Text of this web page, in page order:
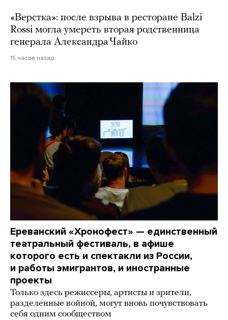
«Верстка»: после взрыва в ресторане Balzi
Rossi могла умереть вторая родственница
генерала Александра Чайко
15 часов назад
Ереванский «Хронофест» — единственный
театральный фестиваль, в афише
которого есть и спектакли из России,
и работы эмигрантов, и иностранные
проекты
Только здесь режиссеры, артисты и зрители,
разделенные войной, могут вновь почувствовать
себя одним сообществом